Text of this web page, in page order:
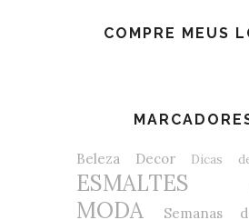
COMPRE MEUS
Beleza Decor Dicas
ESMALTES
MODA
Semanas